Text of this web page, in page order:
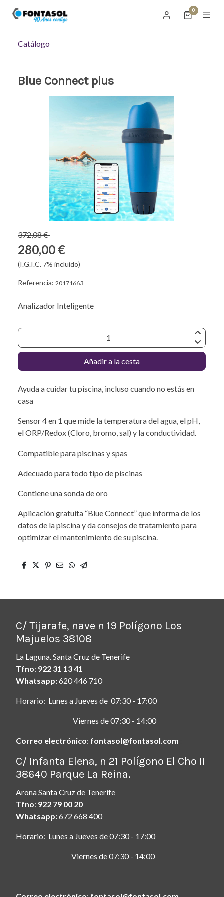
0
Catálogo
Blue Connect plus
372,08 €
280,00 €
(I.G.I.C. 7% incluido)
Referencia: 20171663
Analizador Inteligente
Añadir a la cesta
Ayuda a cuidar tu piscina, incluso cuando no estás en
casa
Sensor 4 en 1 que mide la temperatura del agua, el pH,
el ORP/Redox (Cloro, bromo, sal) y la conductividad.
Compatible para piscinas y spas
Adecuado para todo tipo de piscinas
Contiene una sonda de oro
Aplicación gratuita “Blue Connect” que informa de los
datos de la piscina y da consejos de tratamiento para
optimizar el mantenimiento de su piscina.
C/ Tijarafe, nave n 19 Polígono Los
Majuelos 38108
La Laguna. Santa Cruz de Tenerife
Tfno: 922 31 13 41
Whatsapp:620 446 710
Horario: Lunes a Jueves de 07:30 - 17:00
Viernes de 07:30 - 14:00
Correo electrónico: fontasol@fontasol.com
C/ Infanta Elena, n 21 Polígono El Cho II
38640 Parque La Reina.
Arona Santa Cruz de Tenerife
Tfno: 922 79 00 20
Whatsapp:672 668 400
Horario: Lunes a Jueves de 07:30 - 17:00
Viernes de 07:30 - 14:00